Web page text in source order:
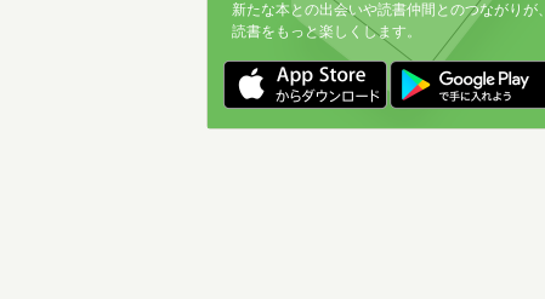
新たな本との出会いや読書仲間とのつながりが、
読書をもっと楽しくします。